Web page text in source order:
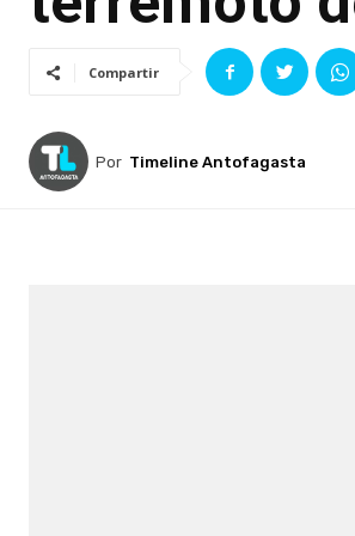
Compartir
Por Timeline Antofagasta